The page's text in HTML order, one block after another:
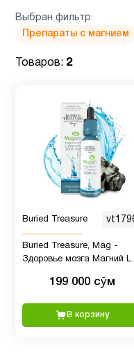
Кожа 3
Кокосовое
Магний
Микроэлементы
Минералы
Мужчинам 11
Мультивитамины
Выбран фильтр:
Препараты с магнием
Товаров: 2
Buried Treasure
Buried Treasure, Mag -
Здоровье мозга Магний
памяти и сна
199 000 сӯм
В корзину